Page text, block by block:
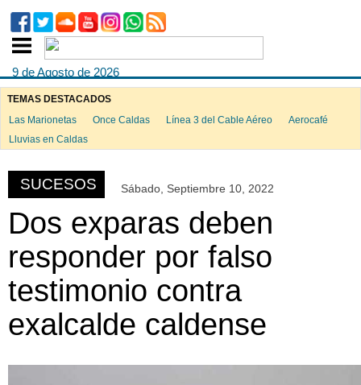
9 de Agosto de 2026
TEMAS DESTACADOS
Las Marionetas
Once Caldas Línea 3 del Cable Aéreo
Aerocafé
Lluvias en Caldas
SUCESOS Sábado, Septiembre 10, 2022
Dos exparas deben
responder por falso
testimonio contra
exalcalde caldense